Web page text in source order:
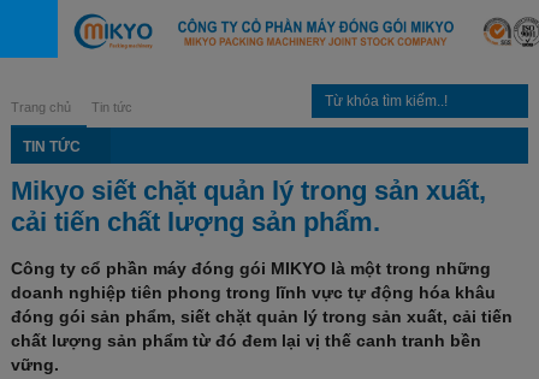
Trang chủ Tin tức
TIN TỨC
Mikyo siết chặt quản lý trong sản xuất,
cải tiến chất lượng sản phẩm.
Công ty cổ phần máy đóng gói MIKYO là một trong những
doanh nghiệp tiên phong trong lĩnh vực tự động hóa khâu
đóng gói sản phẩm, siết chặt quản lý trong sản xuất, cải tiến
chất lượng sản phẩm từ đó đem lại vị thế canh tranh bền
vững.